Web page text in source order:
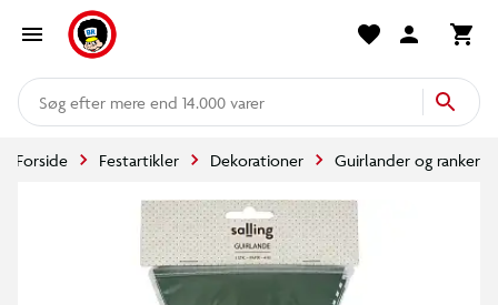
mere end 14.000 varer
Forside Festartikler Dekorationer Guirlander og ranker